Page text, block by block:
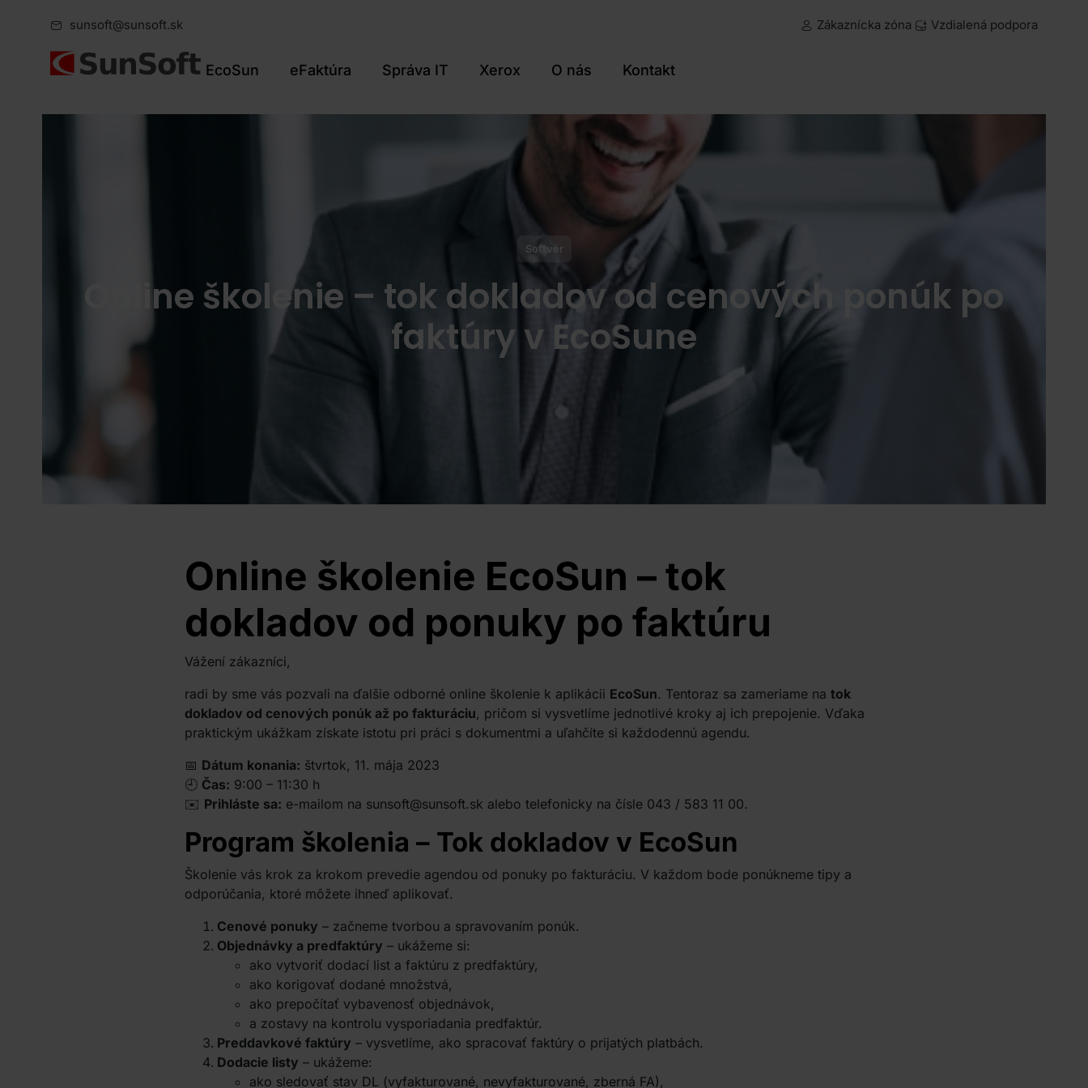
sunsoft@sunsoft.sk Zákaznícka zóna Vzdialená podpora
EcoSun eFaktúra Správa IT Xerox O nás Kontakt
Softvér
Online školenie – tok dokladov od cenových ponúk po
faktúry v EcoSune
Online školenie EcoSun – tok
dokladov od ponuky po faktúru
Vážení zákazníci,
radi by sme vás pozvali na ďalšie odborné online školenie k aplikácii EcoSun. Tentoraz sa zameriame na tok
dokladov od cenových ponúk až po fakturáciu, pričom si vysvetlíme jednotlivé kroky aj ich prepojenie. Vďaka
praktickým ukážkam získate istotu pri práci s dokumentmi a uľahčíte si každodennú agendu.
📅 Dátum konania: štvrtok, 11. mája 2023
🕘 Čas: 9:00 – 11:30 h
✉️ Prihláste sa: e-mailom na sunsoft@sunsoft.sk alebo telefonicky na čísle 043 / 583 11 00.
Program školenia – Tok dokladov v EcoSun
Školenie vás krok za krokom prevedie agendou od ponuky po fakturáciu. V každom bode ponúkneme tipy a
odporúčania, ktoré môžete ihneď aplikovať.
Cenové ponuky – začneme tvorbou a spravovaním ponúk.
Objednávky a predfaktúry – ukážeme si:
ako vytvoriť dodací list a faktúru z predfaktúry,
ako korigovať dodané množstvá,
ako prepočítať vybavenosť objednávok,
a zostavy na kontrolu vysporiadania predfaktúr.
Preddavkové faktúry – vysvetlíme, ako spracovať faktúry o prijatých platbách.
Dodacie listy – ukážeme:
ako sledovať stav DL (vyfakturované, nevyfakturované, zberná FA),